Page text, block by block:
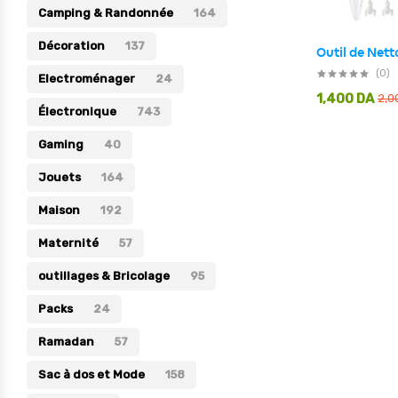
Électronique
Jouets
Maison
Maternité
Outillages & Bricolage
Packs
Sac à dos et Mode
Soins & Beauté
Sport
Divers
(0)
1,400 DA
Camping & Randonnée 164
Décoration 137
Electroménager 24
Électronique 743
Gaming 40
Jouets 164
Maison 192
Maternité 57
outillages & Bricolage 95
Packs 24
Ramadan 57
Sac à dos et Mode 158